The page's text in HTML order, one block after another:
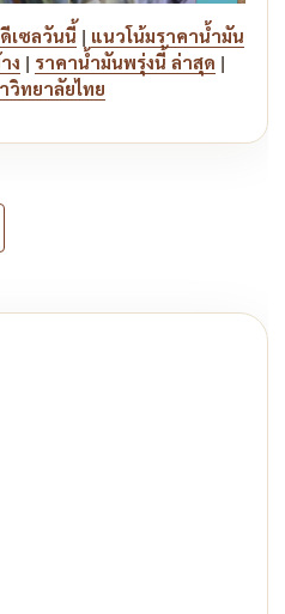
เซลวันนี้ | แนวโน้มราคาน้ำมัน
ง | ราคาน้ำมันพรุ่งนี้ ล่าสุด |
วิทยาลัยไทย